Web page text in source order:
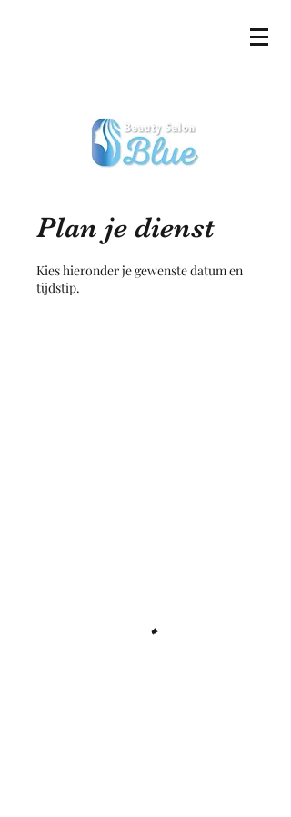
Plan je dienst
Kies hieronder je gewenste datum en
tijdstip.